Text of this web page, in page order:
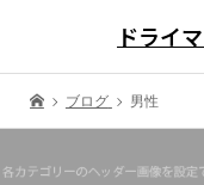
ドライ
ブログ 男性